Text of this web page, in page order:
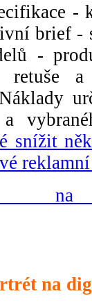
-
brief -
-
retuše
snížit
na